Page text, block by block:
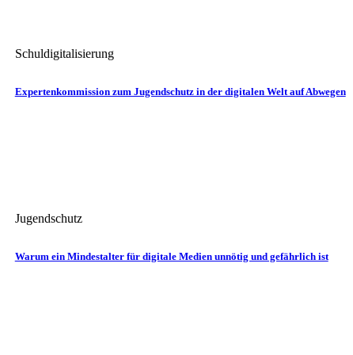
Schuldigitalisierung
Expertenkommission zum Jugendschutz in der digitalen Welt auf Abwegen
Jugendschutz
Warum ein Mindestalter für digitale Medien unnötig und gefährlich ist